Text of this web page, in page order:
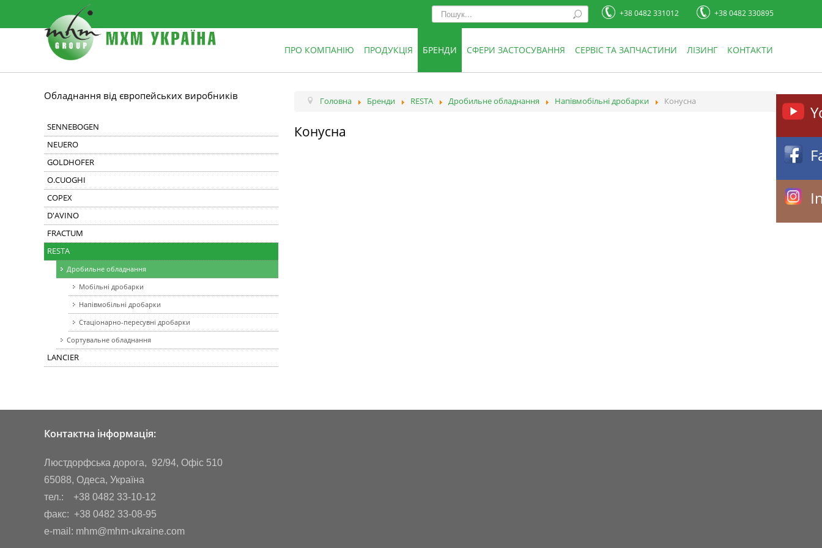
+38 0482 331012 +38 0482 330895
ПРО КОМПАНІЮ ПРОДУКЦІЯ БРЕНДИ СФЕРИ ЗАСТОСУВАННЯ СЕРВІС ТА ЗАПЧАСТИНИ ЛІЗИНГ КОНТАКТИ
Обладнання від європейських виробників
SENNEBOGEN
NEUERO
GOLDHOFER
O.CUOGHI
COPEX
D'AVINO
FRACTUM
RESTA
Дробильне обладнання
Мобільні дробарки
Напівмобільні дробарки
Стаціонарно-пересувні дробарки
Сортувальне обладнання
LANCIER
Головна Бренди RESTA Дробильне обладнання Напівмобільні дробарки Конусна
Конусна
Контактна інформація:
Люстдорфська дорога, 92/94, Офіс 510
65088, Одеса, Україна
тел.: +38 0482 33-10-12
факс: +38 0482 33-08-95
e-mail: mhm@mhm-ukraine.com